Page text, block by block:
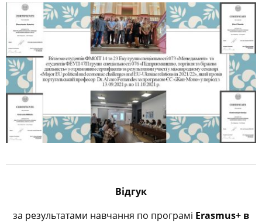
Відгук
за результатами навчання по програмі Erasmus+ в